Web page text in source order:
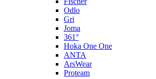
Odlo
Gri
Joma
361°
Hoka One One
ANTA
ArsWear
Proteam